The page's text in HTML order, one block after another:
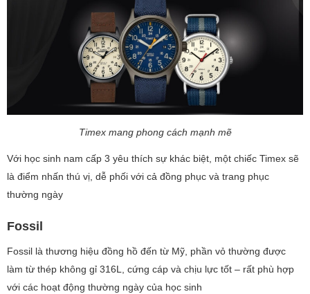
Timex mang phong cách mạnh mẽ
Với học sinh nam cấp 3 yêu thích sự khác biệt, một chiếc Timex sẽ
là điểm nhấn thú vị, dễ phối với cả đồng phục và trang phục
thường ngày
Fossil
Fossil là thương hiệu đồng hồ đến từ Mỹ, phần vỏ thường được
làm từ thép không gỉ 316L, cứng cáp và chịu lực tốt – rất phù hợp
với các hoạt động thường ngày của học sinh